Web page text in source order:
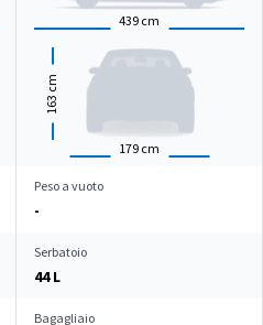
439 cm
179 cm
163
cm
Peso a vuoto
-
Serbatoio
44 L
Bagagliaio